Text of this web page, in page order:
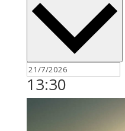
13:30